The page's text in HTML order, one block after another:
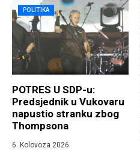
POLITIKA
POTRES U SDP-u:
Predsjednik u Vukovaru
napustio stranku zbog
Thompsona
6. Kolovoza 2026.